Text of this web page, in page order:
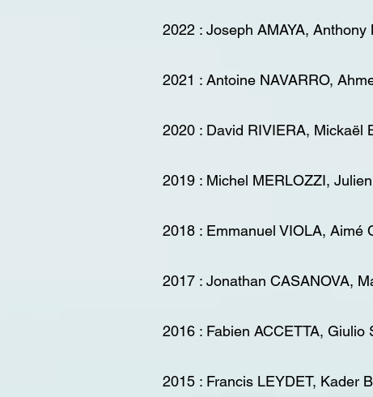
2022 : Joseph AMAYA,
2021 : Antoine NAVARRO,
2020 : David RIVIERA, Mickaël
2019 : Michel MERLOZZI,
2018 : Emmanuel VIOLA, Aimé
2017 : Jonathan CASANOVA,
2016 : Fabien ACCETTA, Giulio
2015 : Francis LEYDET, Kader